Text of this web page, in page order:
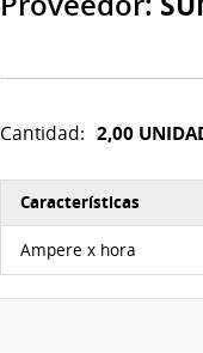
Cantidad: 2,00
Características
Ampere x hora